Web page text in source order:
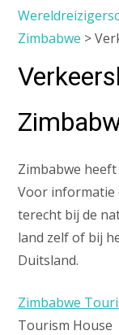
Zimbabwe >
Zimbabwe
Voor informatie
terecht bij de
land zelf of bij
Duitsland.
Zimbabwe
Tourism House